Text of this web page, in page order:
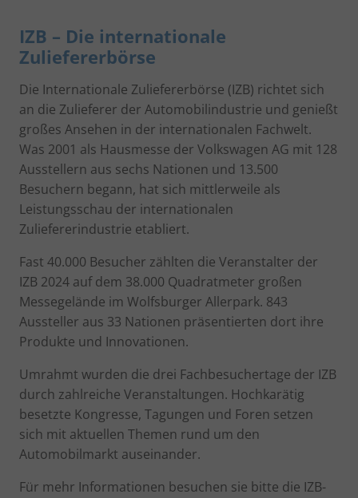
IZB – Die internationale
Zuliefererbörse
Die Internationale Zuliefererbörse (IZB) richtet sich
an die Zulieferer der Automobilindustrie und genießt
großes Ansehen in der internationalen Fachwelt.
Was 2001 als Hausmesse der Volkswagen AG mit 128
Ausstellern aus sechs Nationen und 13.500
Besuchern begann, hat sich mittlerweile als
Leistungsschau der internationalen
Zuliefererindustrie etabliert.
Fast 40.000 Besucher zählten die Veranstalter der
IZB 2024 auf dem 38.000 Quadratmeter großen
Messegelände im Wolfsburger Allerpark. 843
Aussteller aus 33 Nationen präsentierten dort ihre
Produkte und Innovationen.
Umrahmt wurden die drei Fachbesuchertage der IZB
durch zahlreiche Veranstaltungen. Hochkarätig
besetzte Kongresse, Tagungen und Foren setzen
sich mit aktuellen Themen rund um den
Automobilmarkt auseinander.
Für mehr Informationen besuchen sie bitte die IZB-